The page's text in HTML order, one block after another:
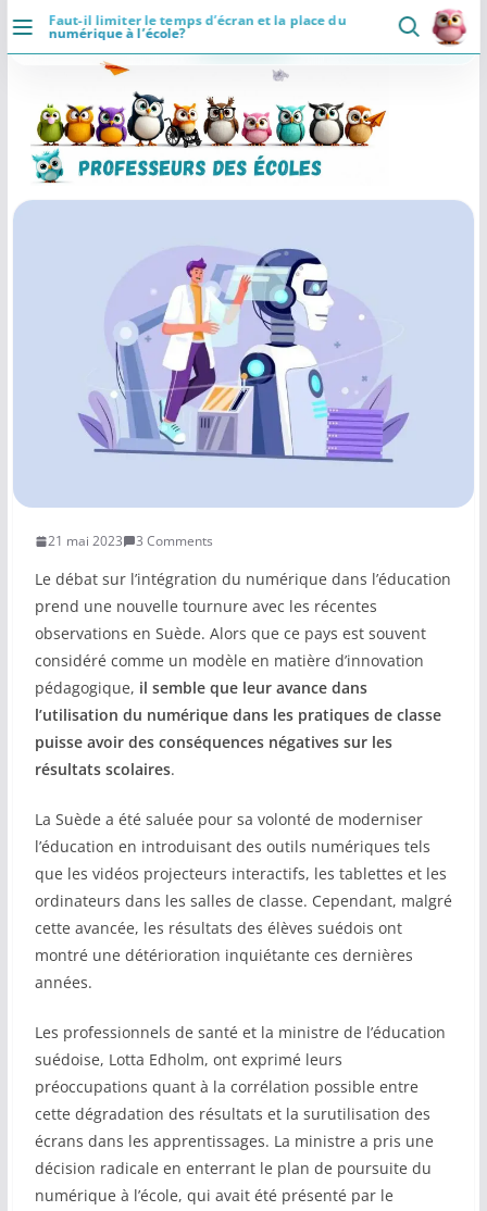
PasserFaut-il limiter le temps d’écran et la place du
numérique à l’école?
DÉCOUVRIR
Accueil
Se connecter
Actualités
Lectures de livres
Groupes
Forum
Réseaux sociaux
AUTRE
Humour
Contact
21 mai 2023 3 Comments
Le débat sur l’intégration du numérique dans l’éducation
prend une nouvelle tournure avec les récentes
observations en Suède. Alors que ce pays est souvent
considéré comme un modèle en matière d’innovation
pédagogique, il semble que leur avance dans
l’utilisation du numérique dans les pratiques de classe
puisse avoir des conséquences négatives sur les
résultats scolaires.
La Suède a été saluée pour sa volonté de moderniser
l’éducation en introduisant des outils numériques tels
que les vidéos projecteurs interactifs, les tablettes et les
ordinateurs dans les salles de classe. Cependant, malgré
cette avancée, les résultats des élèves suédois ont
montré une détérioration inquiétante ces dernières
années.
Les professionnels de santé et la ministre de l’éducation
suédoise, Lotta Edholm, ont exprimé leurs
préoccupations quant à la corrélation possible entre
cette dégradation des résultats et la surutilisation des
écrans dans les apprentissages. La ministre a pris une
décision radicale en enterrant le plan de poursuite du
numérique à l’école, qui avait été présenté par le
Professeurs des Ecoles
👥Communaute 📄 Ressources ⚡ Rapide
Installer